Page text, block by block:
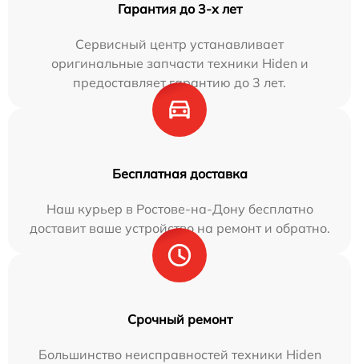
Гарантия до 3-х лет
Сервисный центр устанавливает
оригинальные запчасти техники Hiden и
предоставляет гарантию до 3 лет.
Бесплатная доставка
Наш курьер в Ростове-на-Дону бесплатно
доставит ваше устройство на ремонт и обратно.
Срочный ремонт
Большинство неисправностей техники Hiden